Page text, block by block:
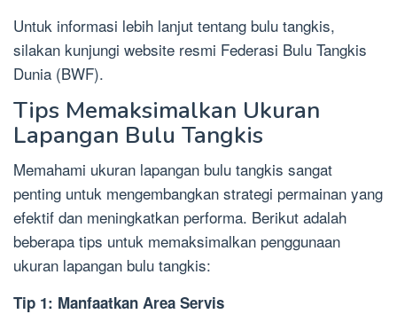
Untuk informasi lebih lanjut tentang bulu tangkis,
silakan kunjungi website resmi Federasi Bulu Tangkis
Dunia (BWF).
Tips Memaksimalkan Ukuran
Lapangan Bulu Tangkis
Memahami ukuran lapangan bulu tangkis sangat
penting untuk mengembangkan strategi permainan yang
efektif dan meningkatkan performa. Berikut adalah
beberapa tips untuk memaksimalkan penggunaan
ukuran lapangan bulu tangkis:
Tip 1: Manfaatkan Area Servis